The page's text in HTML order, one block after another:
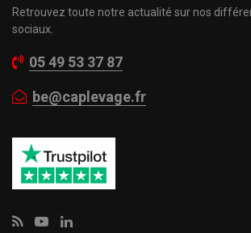
Retrouvez toute notre actualité sur nos
sociaux.
05 49 53 37 87
be@caplevage.fr